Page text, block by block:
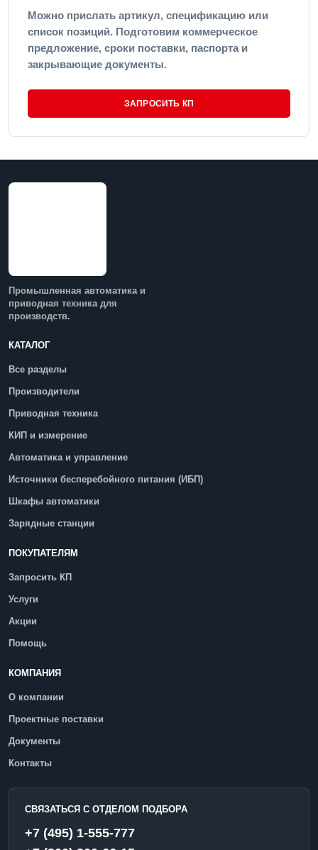
Можно прислать артикул, спецификацию или
список позиций. Подготовим коммерческое
предложение, сроки поставки, паспорта и
закрывающие документы.
ЗАПРОСИТЬ КП
Промышленная автоматика и
приводная техника для
производств.
КАТАЛОГ
Все разделы
Производители
Приводная техника
КИП и измерение
Автоматика и управление
Источники бесперебойного питания (ИБП)
Шкафы автоматики
Зарядные станции
ПОКУПАТЕЛЯМ
Запросить КП
Услуги
Акции
Помощь
КОМПАНИЯ
О компании
Проектные поставки
Документы
Контакты
СВЯЗАТЬСЯ С ОТДЕЛОМ ПОДБОРА
+7 (495) 1-555-777